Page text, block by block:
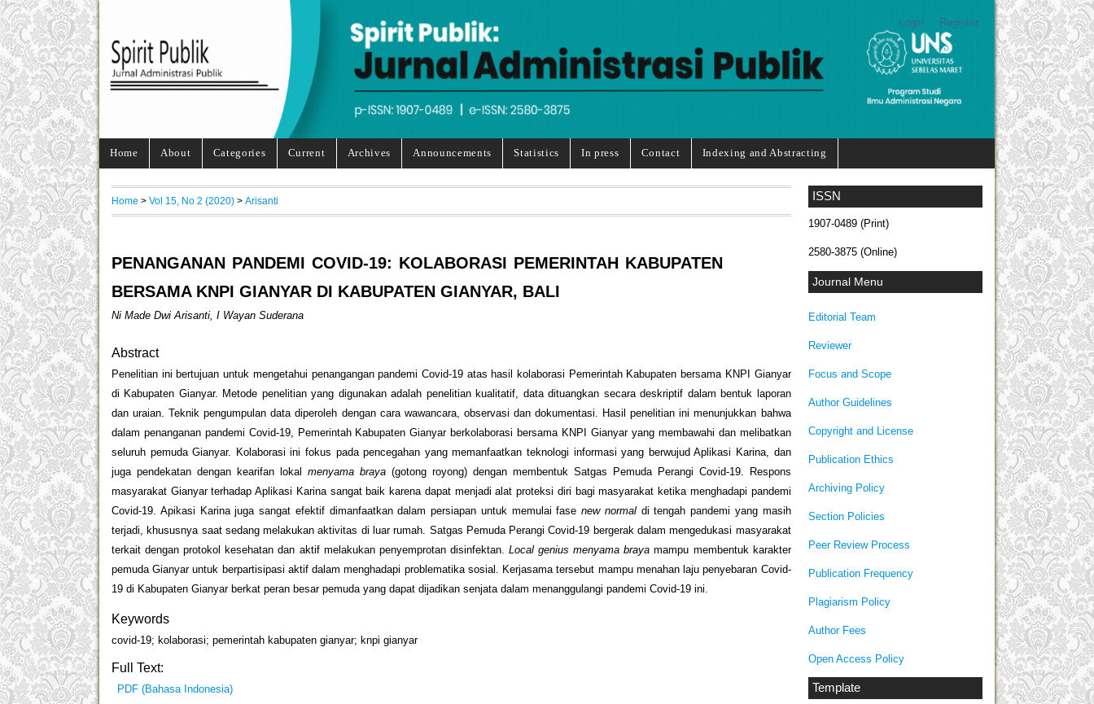
Login Register
Home About Categories Current Archives Announcements Statistics In press Contact Indexing and Abstracting
ISSN
1907-0489 (Print)
2580-3875 (Online)
Journal Menu
Editorial Team
Reviewer
Focus and Scope
Author Guidelines
Copyright and License
Publication Ethics
Archiving Policy
Section Policies
Peer Review Process
Publication Frequency
Plagiarism Policy
Author Fees
Open Access Policy
Template
Home > Vol 15, No 2 (2020) > Arisanti
PENANGANAN PANDEMI COVID-19: KOLABORASI PEMERINTAH KABUPATEN
BERSAMA KNPI GIANYAR DI KABUPATEN GIANYAR, BALI
Ni Made Dwi Arisanti, I Wayan Suderana
Abstract
Penelitian ini bertujuan untuk mengetahui penangangan pandemi Covid-19 atas hasil kolaborasi Pemerintah Kabupaten bersama KNPI Gianyar
di Kabupaten Gianyar. Metode penelitian yang digunakan adalah penelitian kualitatif, data dituangkan secara deskriptif dalam bentuk laporan
dan uraian. Teknik pengumpulan data diperoleh dengan cara wawancara, observasi dan dokumentasi. Hasil penelitian ini menunjukkan bahwa
dalam penanganan pandemi Covid-19, Pemerintah Kabupaten Gianyar berkolaborasi bersama KNPI Gianyar yang membawahi dan melibatkan
seluruh pemuda Gianyar. Kolaborasi ini fokus pada pencegahan yang memanfaatkan teknologi informasi yang berwujud Aplikasi Karina, dan
juga pendekatan dengan kearifan lokal menyama braya(gotong royong) dengan membentuk Satgas Pemuda Perangi Covid-19. Respons
masyarakat Gianyar terhadap Aplikasi Karina sangat baik karena dapat menjadi alat proteksi diri bagi masyarakat ketika menghadapi pandemi
Covid-19. Apikasi Karina juga sangat efektif dimanfaatkan dalam persiapan untuk memulai fasenew normaldi tengah pandemi yang masih
terjadi, khususnya saat sedang melakukan aktivitas di luar rumah. Satgas Pemuda Perangi Covid-19 bergerak dalam mengedukasi masyarakat
terkait dengan protokol kesehatan dan aktif melakukan penyemprotan disinfektan. Local genius menyama braya mampu membentuk karakter
pemuda Gianyar untuk berpartisipasi aktif dalam menghadapi problematika sosial. Kerjasama tersebut mampu menahan laju penyebaran Covid-
19 di Kabupaten Gianyar berkat peran besar pemuda yang dapat dijadikan senjata dalam menanggulangi pandemi Covid-19 ini.
Keywords
covid-19; kolaborasi; pemerintah kabupaten gianyar; knpi gianyar
Full Text:
PDF (Bahasa Indonesia)